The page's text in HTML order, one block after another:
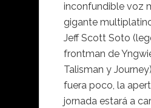
inconfundible voz
gigante
Jeff Scott Soto
frontman de
Talisman y
fuera poco, la
jornada estará a